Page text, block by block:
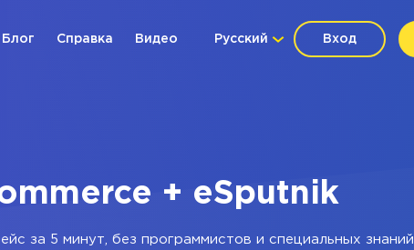
Вход
Русский
Блог Справка Видео
+ eSputnik
за 5 минут, без программистов и специальных знаний.